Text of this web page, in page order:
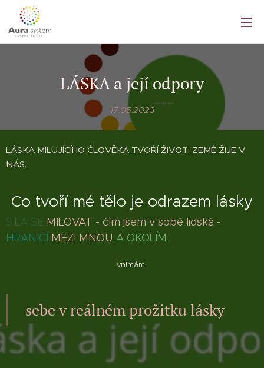
LÁSKA a její odpory
17.05.2023
LÁSKA MILUJÍCÍHO ČLOVĚKA TVOŘÍ ŽIVOT. ZEMĚ ŽIJE V
NÁS.
Co tvoří mé tělo je odrazem lásky
SÍLA SE MILOVAT - čím jsem v sobě lidská -
HRANICÍ MEZI MNOU A OKOLÍM
vnimám
sebe v reálném prožitku lásky